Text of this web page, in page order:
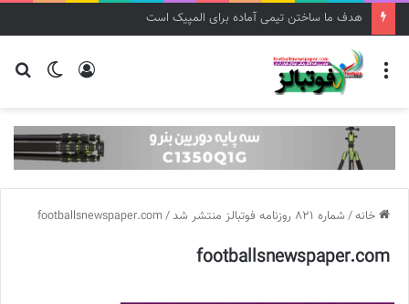
هدف ما ساختن تیمی آماده برای المپیک است
تغییر
ورود منو
خانه/شماره 821 روزنامه فوتبالز منتشر شد /
footballsnewspaper.com
footballsnewspaper.com